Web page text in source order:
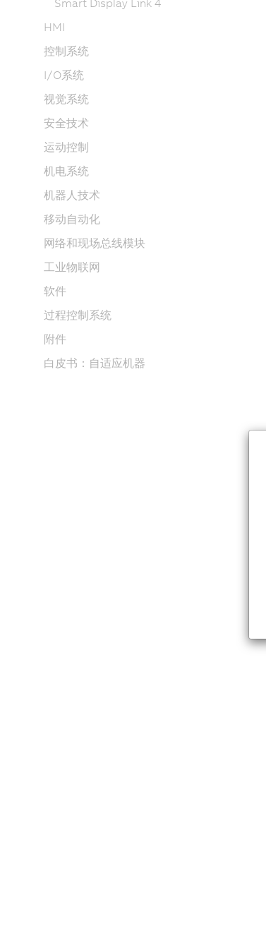
Smart Display Link 4
HMI
控制系统
I/O系统
视觉系统
安全技术
运动控制
机电系统
机器人技术
移动自动化
网络和现场总线模块
工业物联网
软件
过程控制系统
附件
白皮书：自适应机器